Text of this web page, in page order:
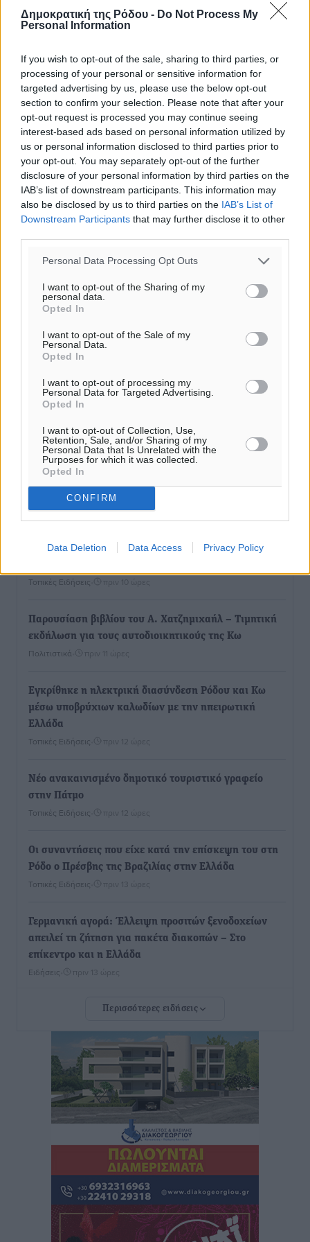
Δημοκρατική της Ρόδου - Do Not Process My
Personal Information
If you wish to opt-out of the sale, sharing to third parties, or
processing of your personal or sensitive information for
targeted advertising by us, please use the below opt-out
section to confirm your selection. Please note that after your
opt-out request is processed you may continue seeing
interest-based ads based on personal information utilized by
us or personal information disclosed to third parties prior to
your opt-out. You may separately opt-out of the further
disclosure of your personal information by third parties on the
IAB’s list of downstream participants. This information may
also be disclosed by us to third parties on the IAB’s List of
Downstream Participants that may further disclose it to other
Personal Data Processing Opt Outs
I want to opt-out of the Sharing of my
personal data.
Opted In
I want to opt-out of the Sale of my
Personal Data.
Opted In
I want to opt-out of processing my
Personal Data for Targeted Advertising.
Opted In
I want to opt-out of Collection, Use,
Retention, Sale, and/or Sharing of my
Personal Data that Is Unrelated with the
Purposes for which it was collected.
Opted In
CONFIRM
Data Deletion Data Access Privacy Policy
Ροή ειδήσεων
Η Meridiam ξεκλειδώνει τις έρευνες βυθού στη
Τοπικές Ειδήσεις πριν 10 ώρες
Παρουσίαση βιβλίου του Α. Χατζημιχαήλ – Τιμητική
εκδήλωση για τους αυτοδιοικητικούς της Κω
Πολιτιστικά πριν 11 ώρες
Εγκρίθηκε η ηλεκτρική διασύνδεση Ρόδου και Κω
μέσω υποβρύχιων καλωδίων με την ηπειρωτική
Ελλάδα
Τοπικές Ειδήσεις πριν 12 ώρες
Νέο ανακαινισμένο δημοτικό τουριστικό γραφείο
στην Πάτμο
Τοπικές Ειδήσεις πριν 12 ώρες
Οι συναντήσεις που είχε κατά την επίσκεψη του στη
Ρόδο ο Πρέσβης της Βραζιλίας στην Ελλάδα
Τοπικές Ειδήσεις πριν 13 ώρες
Γερμανική αγορά: Έλλειψη προσιτών ξενοδοχείων
απειλεί τη ζήτηση για πακέτα διακοπών – Στο
επίκεντρο και η Ελλάδα
Ειδήσεις πριν 13 ώρες
Νέο ξενοδοχείο στη Ρόδο για την H Hotels –
Τοπικές Ειδήσεις• πριν 13 ώρες
Αυτοκίνητο μπήκε παράνομα σε μονόδρομο στο
Μαστιχάρι – Αναποδογύρισε όχημα με μητέρα και
Τοπικές Ειδήσεις• πριν 13 ώρες
“Η Ευρώπη αντιμετώπιζε το προσφυγικό σαν ταινία
τρόμου” – Η συγκλονιστική μαρτυρία της Χαρούλας
Γιασιράνη στον RV για τα γεγονότα που οδήγησαν στο
Σύμφωνο της Λέρου
Περισσότερες ειδήσεις